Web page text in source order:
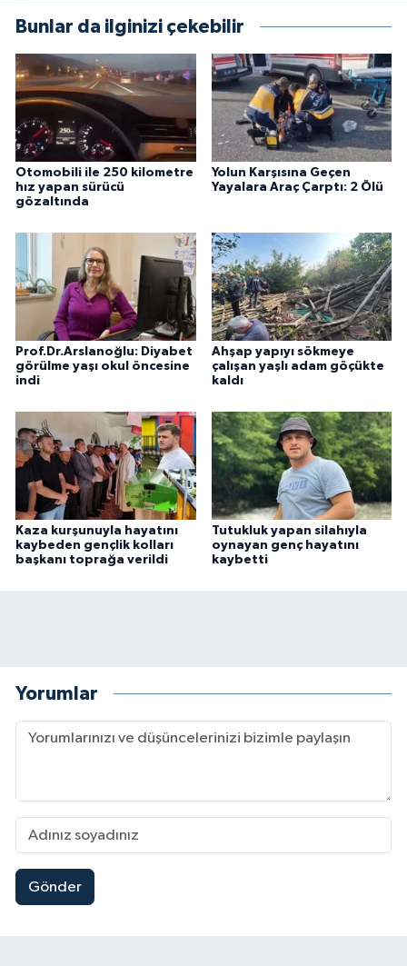
Bunlar da ilginizi çekebilir
Otomobili ile 250 kilometre
hız yapan sürücü
gözaltında
Yolun Karşısına Geçen
Yayalara Araç Çarptı: 2 Ölü
Prof.Dr.Arslanoğlu: Diyabet
görülme yaşı okul öncesine
indi
Ahşap yapıyı sökmeye
çalışan yaşlı adam göçükte
kaldı
Kaza kurşunuyla hayatını
kaybeden gençlik kolları
başkanı toprağa verildi
Tutukluk yapan silahıyla
oynayan genç hayatını
kaybetti
Yorumlar
Gönder